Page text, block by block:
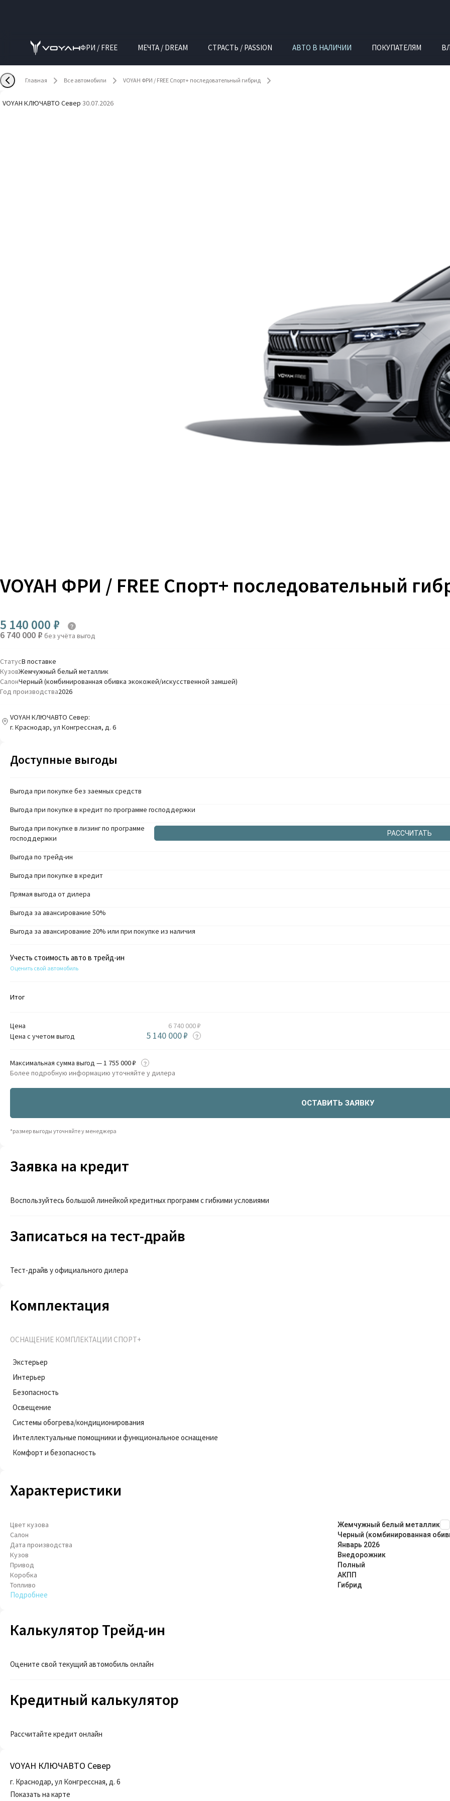
ФРИ / FREE МЕЧТА / DREAM СТРАСТЬ / PASSION АВТО В НАЛИЧИИ ПОКУПАТЕЛЯМ
Главная Все автомобили VOYAH ФРИ / FREE Спорт+ последовательный гибрид
VOYAH КЛЮЧАВТО Север·30.07.2026
VOYAH ФРИ / FREE Спорт+ последовательный
5 140 000 ₽
6 740 000 ₽ без учёта выгод
СтатусВ поставке
КузовЖемчужный белый металлик
СалонЧерный (комбинированная обивка экокожей/искусственной замшей)
Год производства2026
VOYAH КЛЮЧАВТО Север:
г. Краснодар, ул Конгрессная, д. 6
Доступные выгоды
Выгода при покупке без заемных средств
Выгода при покупке в кредит по программе господдержки
Выгода при покупке в лизинг по программе
господдержки
РАССЧИТАТЬ
Выгода по трейд-ин
Выгода при покупке в кредит
Прямая выгода от дилера
Выгода за авансирование 50%
Выгода за авансирование 20% или при покупке из наличия
Учесть стоимость авто в трейд-ин
Оценить свой автомобиль
Итог
Цена
6 740 000 ₽
Цена с учетом выгод
5 140 000 ₽
Максимальная сумма выгод — 1 755 000 ₽
Более подробную информацию уточняйте у дилера
ОСТАВИТЬ ЗАЯВКУ
*размер выгоды уточняйте у менеджера
Заявка на кредит
Воспользуйтесь большой линейкой кредитных программ с гибкими условиями
Записаться на тест-драйв
Тест-драйв у официального дилера
Комплектация
ОСНАЩЕНИЕ КОМПЛЕКТАЦИИ СПОРТ+
Экстерьер
Интерьер
Безопасность
Освещение
Системы обогрева/кондиционирования
Интеллектуальные помощники и функциональное оснащение
Комфорт и безопасность
Характеристики
Цвет кузова Жемчужный белый металлик
Салон Черный (комбинированная
Дата производства Январь 2026
Кузов Внедорож­ник
Привод Полный
Коробка АКПП
Топливо Гибрид
Подробнее
Калькулятор Трейд-ин
Оцените свой текущий автомобиль онлайн
Кредитный калькулятор
Рассчитайте кредит онлайн
VOYAH КЛЮЧАВТО Север
г. Краснодар, ул Конгрессная, д. 6
Показать на карте